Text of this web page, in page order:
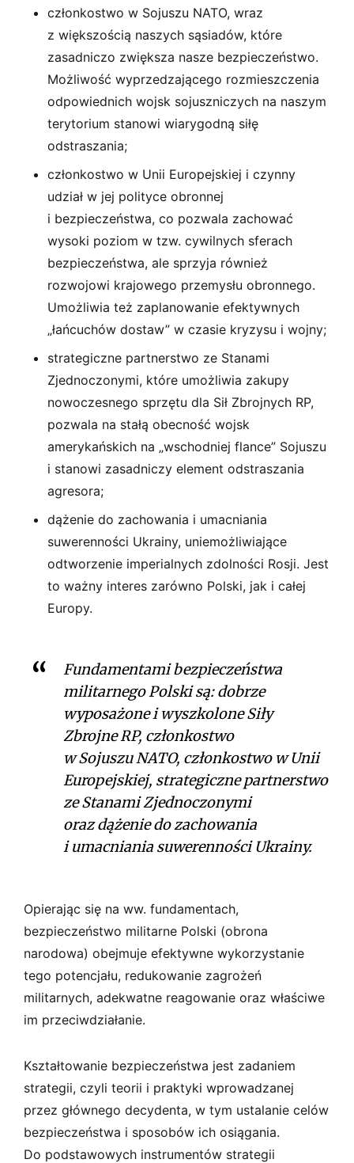
członkostwo w Sojuszu NATO, wraz
z większością naszych sąsiadów, które
zasadniczo zwiększa nasze bezpieczeństwo.
Możliwość wyprzedzającego rozmieszczenia
odpowiednich wojsk sojuszniczych na naszym
terytorium stanowi wiarygodną siłę
odstraszania;
członkostwo w Unii Europejskiej i czynny
udział w jej polityce obronnej
i bezpieczeństwa, co pozwala zachować
wysoki poziom w tzw. cywilnych sferach
bezpieczeństwa, ale sprzyja również
rozwojowi krajowego przemysłu obronnego.
Umożliwia też zaplanowanie efektywnych
„łańcuchów dostaw” w czasie kryzysu i wojny;
strategiczne partnerstwo ze Stanami
Zjednoczonymi, które umożliwia zakupy
nowoczesnego sprzętu dla Sił Zbrojnych RP,
pozwala na stałą obecność wojsk
amerykańskich na „wschodniej flance” Sojuszu
i stanowi zasadniczy element odstraszania
agresora;
dążenie do zachowania i umacniania
suwerenności Ukrainy, uniemożliwiające
odtworzenie imperialnych zdolności Rosji. Jest
to ważny interes zarówno Polski, jak i całej
Europy.
Fundamentami bezpieczeństwa
militarnego Polski są: dobrze
wyposażone i wyszkolone Siły
Zbrojne RP, członkostwo
w Sojuszu NATO, członkostwo w Unii
Europejskiej, strategiczne partnerstwo
ze Stanami Zjednoczonymi
oraz dążenie do zachowania
i umacniania suwerenności Ukrainy.
Opierając się na ww. fundamentach,
bezpieczeństwo militarne Polski (obrona
narodowa) obejmuje efektywne wykorzystanie
tego potencjału, redukowanie zagrożeń
militarnych, adekwatne reagowanie oraz właściwe
im przeciwdziałanie.
Kształtowanie bezpieczeństwa jest zadaniem
strategii, czyli teorii i praktyki wprowadzanej
przez głównego decydenta, w tym ustalanie celów
bezpieczeństwa i sposobów ich osiągania.
Do podstawowych instrumentów strategii